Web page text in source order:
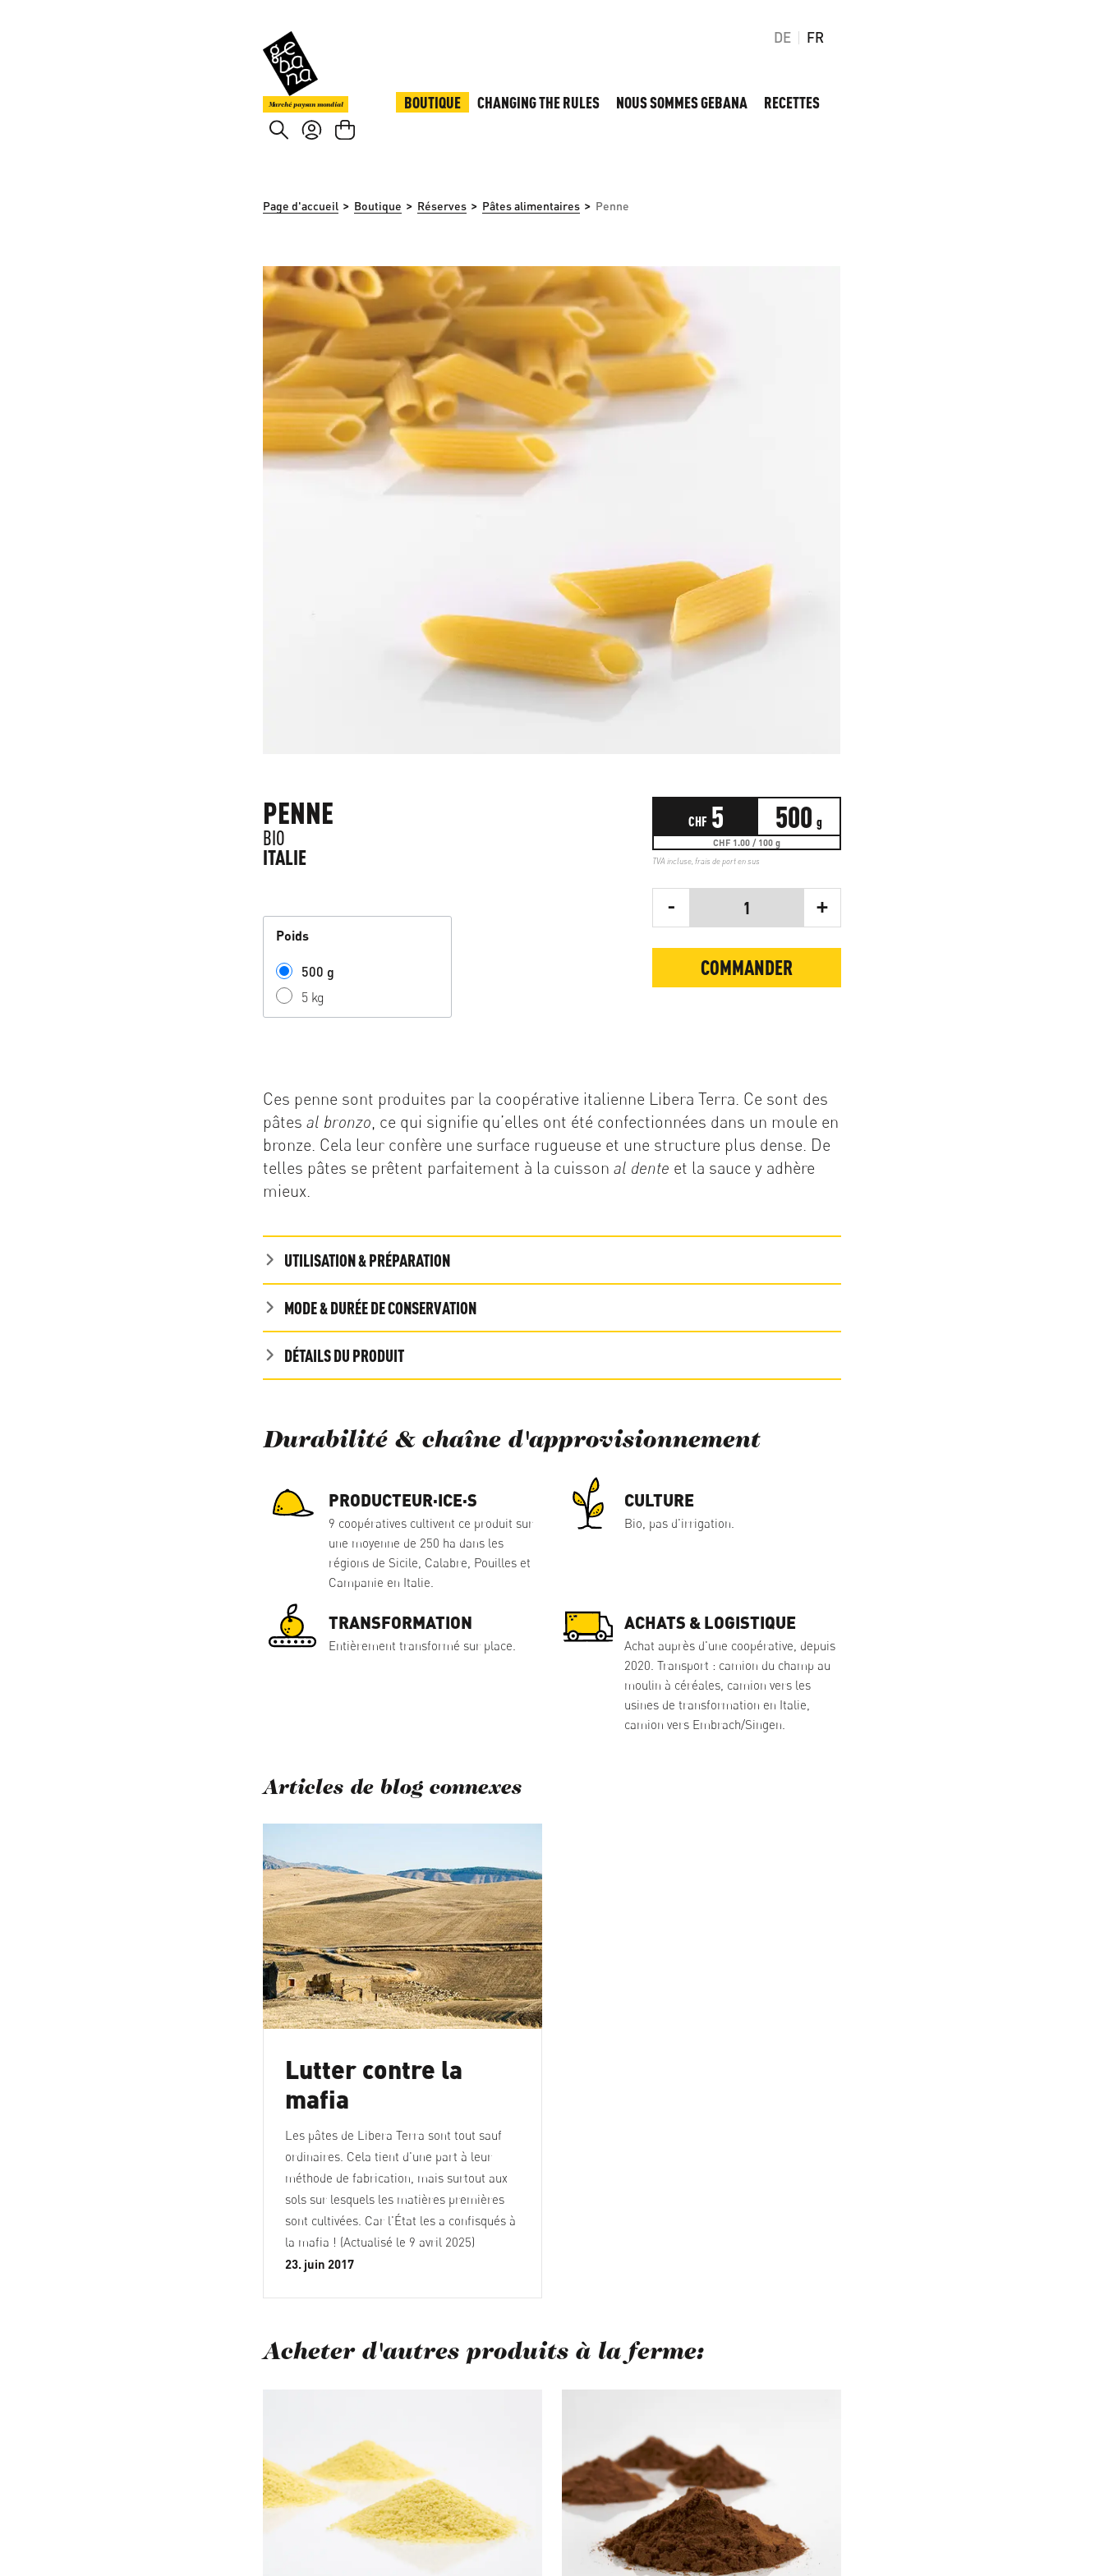
DE FR
Marché paysan mondial BOUTIQUE CHANGING THE RULES NOUS SOMMES GEBANA RECETTES
Page d'accueil > Boutique > Réserves > Pâtes alimentaires > Penne
Ignorer la galerie d'images
PENNE
BIO
ITALIE
Poids
500 g
5 kg
CHF 5 500 g
CHF 1.00 / 100 g
TVA incluse, frais de port en sus
- 1 +
COMMANDER
Ces penne sont produites par la coopérative italienne Libera Terra. Ce sont des
pâtes al bronzo , ce qui signifie qu’elles ont été confectionnées dans un moule en
bronze. Cela leur confère une surface rugueuse et une structure plus dense. De
telles pâtes se prêtent parfaitement à la cuisson al dente et la sauce y adhère
mieux.
UTILISATION & PRÉPARATION
MODE & DURÉE DE CONSERVATION
DÉTAILS DU PRODUIT
Durabilité & chaîne d'approvisionnement
PRODUCTEUR·ICE·S
9 coopératives cultivent ce produit sur
une moyenne de 250 ha dans les
régions de Sicile, Calabre, Pouilles et
Campanie en Italie.
CULTURE
Bio, pas d'irrigation.
TRANSFORMATION
Entièrement transformé sur place.
ACHATS & LOGISTIQUE
Achat auprès d'une coopérative, depuis
2020. Transport : camion du champ au
moulin à céréales, camion vers les
usines de transformation en Italie,
camion vers Embrach/Singen.
Articles de blog connexes
Lutter contre la
mafia
Les pâtes de Libera Terra sont tout sauf
ordinaires. Cela tient d'une part à leur
méthode de fabrication, mais surtout aux
sols sur lesquels les matières premières
sont cultivées. Car l'État les a confisqués à
la mafia ! (Actualisé le 9 avril 2025)
23. juin 2017
Acheter d'autres produits à la ferme: